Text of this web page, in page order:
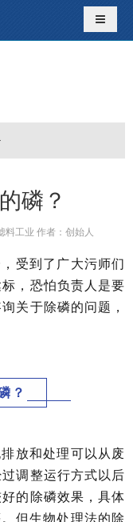
导航切
磷？
工业 作者：创始人
，受到了广大污师们
，恐怕负责人是要
关于除磷的问题，
？
放和处理可以从废
调整运行方式以后
的除磷效果，具体
但生物处理法的除